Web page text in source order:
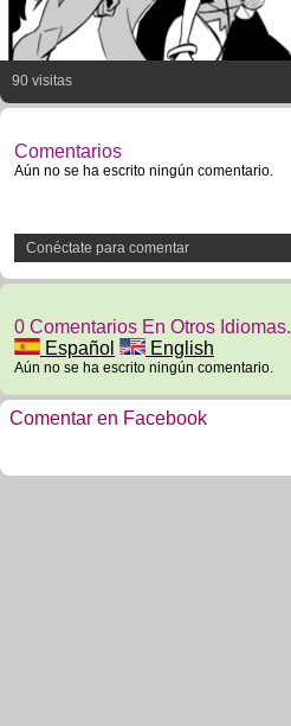
90 visitas
Comentarios
Aún no se ha escrito ningún comentario.
Conéctate para comentar
0 Comentarios En Otros Idiomas.
Español
English
Aún no se ha escrito ningún comentario.
Comentar en Facebook